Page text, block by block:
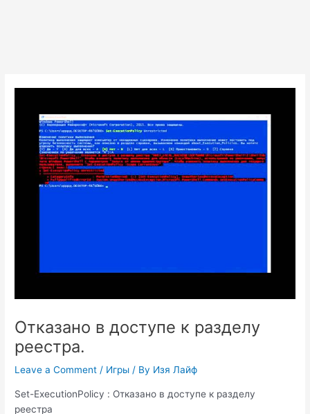
Отказано в доступе к разделу
реестра.
Leave a Comment / Игры / By Изя Лайф
Set-ExecutionPolicy : Отказано в доступе к разделу
реестра